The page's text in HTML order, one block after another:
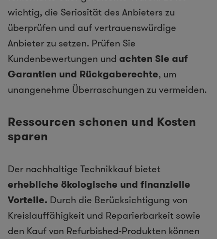
wichtig, die Seriosität des Anbieters zu
überprüfen und auf vertrauenswürdige
Anbieter zu setzen. Prüfen Sie
Kundenbewertungen und achten Sie auf
Garantien und Rückgaberechte, um
unangenehme Überraschungen zu vermeiden.
Ressourcen schonen und Kosten
sparen
Der nachhaltige Technikkauf bietet
erhebliche ökologische und finanzielle
Vorteile. Durch die Berücksichtigung von
Kreislauffähigkeit und Reparierbarkeit sowie
den Kauf von Refurbished-Produkten können